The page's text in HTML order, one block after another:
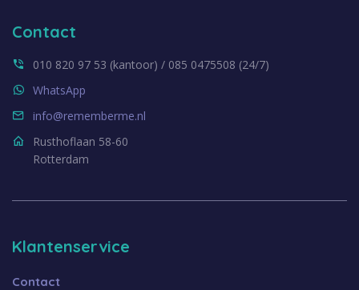
Contact
010 820 97 53 (kantoor) / 085 0475508 (24/7)
WhatsApp
info@rememberme.nl
Rusthoflaan 58-60
Rotterdam
Klantenservice
Contact